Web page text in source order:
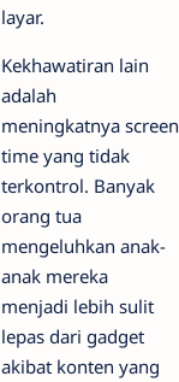
layar.
Kekhawatiran lain
adalah
meningkatnya screen
time yang tidak
terkontrol. Banyak
orang tua
mengeluhkan anak-
anak mereka
menjadi lebih sulit
lepas dari gadget
akibat konten yang